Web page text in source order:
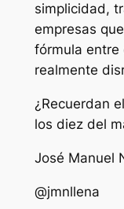
simplicidad,
empresas
fórmula entre
realmente
¿Recuerdan
los diez del
José Manuel
@jmnllena